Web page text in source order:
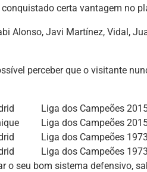
certa vantagem no
Alonso, Javi Martínez, Vidal,
perceber que o visitante
Liga dos Campeões
Liga dos Campeões
Liga dos Campeões
Liga dos Campeões
o seu bom sistema defensivo,